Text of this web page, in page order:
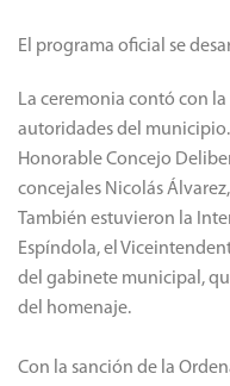
El programa oficial se
La ceremonia contó con
autoridades del
Honorable Concejo
concejales Nicolás
También estuvieron la
Espíndola, el
del gabinete municipal,
del homenaje.
Con la sanción de la